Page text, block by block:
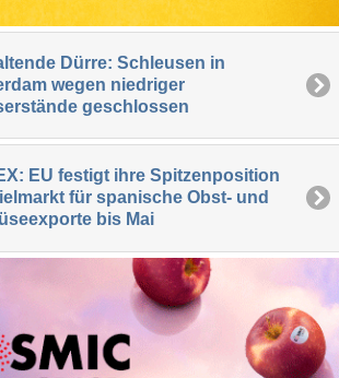
Dürre: Schleusen in
wegen niedriger
geschlossen
EU festigt ihre Spitzenposition
für spanische Obst- und
bis Mai